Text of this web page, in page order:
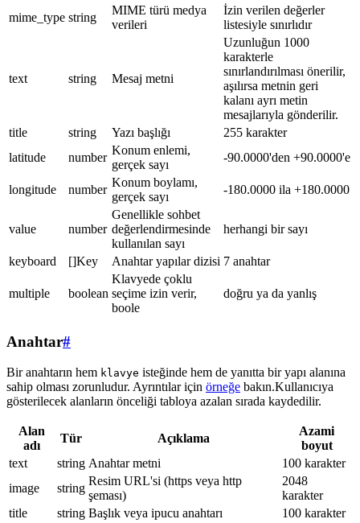
mime_type string
MIME türü medya
verileri
İzin verilen değerler
listesiyle sınırlıdır
text string Mesaj metni
Uzunluğun 1000
karakterle
sınırlandırılması önerilir,
aşılırsa metnin geri
kalanı ayrı metin
mesajlarıyla gönderilir.
title
string Yazı başlığı
255 karakter
latitude
number
Konum enlemi,
gerçek sayı
-90.0000'den +90.0000'e
longitude number
Konum boylamı,
gerçek sayı
-180.0000 ila +180.0000
value number
Genellikle sohbet
değerlendirmesinde
kullanılan sayı
herhangi bir sayı
keyboard []Key Anahtar yapılar dizisi 7 anahtar
multiple boolean
Klavyede çoklu
seçime izin verir,
boole
doğru ya da yanlış
Anahtar#
Bir anahtarın hem klavye isteğinde hem de yanıtta bir yapı alanına
sahip olması zorunludur. Ayrıntılar için örneğe bakın.Kullanıcıya
gösterilecek alanların önceliği tabloya azalan sırada kaydedilir.
Alan
adı
Tür Açıklama
Azami
boyut
text
string Anahtar metni
100 karakter
image
string
Resim URL'si (https veya http
şeması)
2048
karakter
title
string Başlık veya ipucu anahtarı
100 karakter